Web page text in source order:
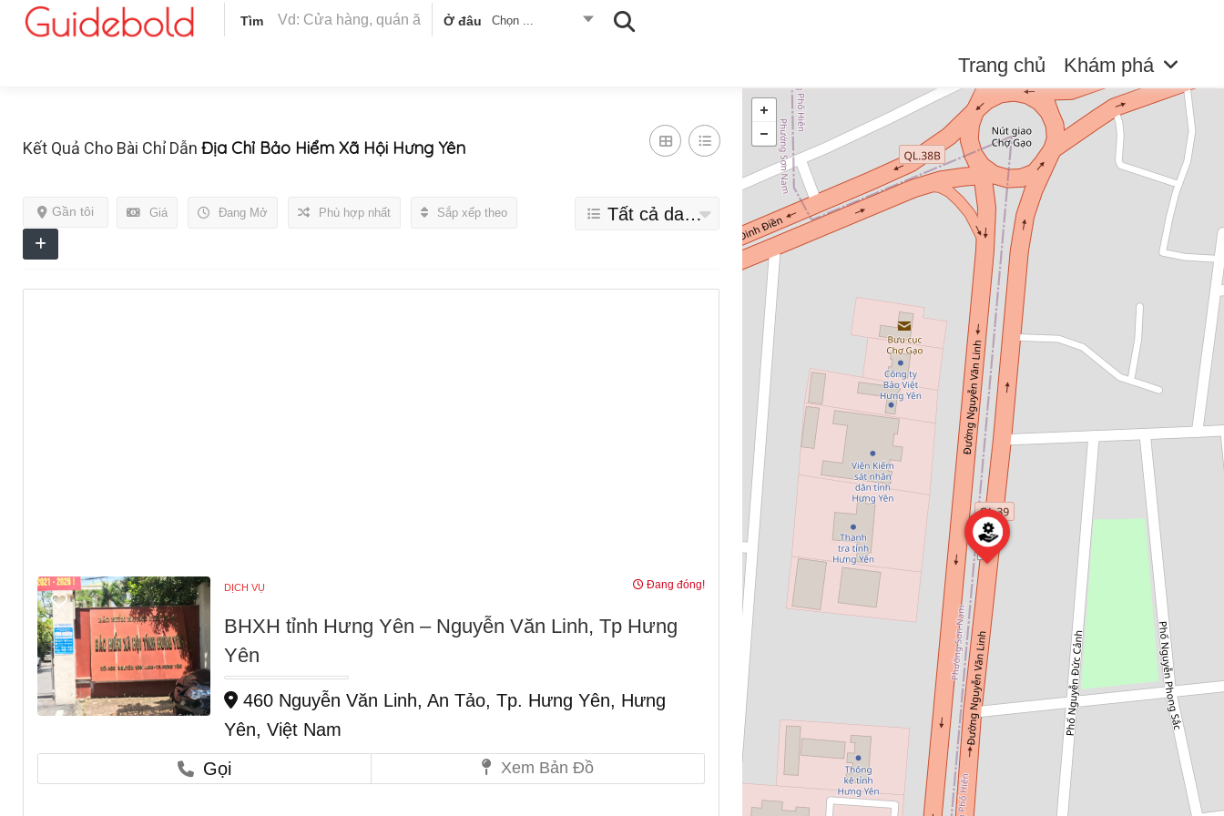
Tìm Ở đâu Chọn ...
Trang chủ Khám phá
Kết Quả Cho Bài Chỉ Dẫn Địa Chỉ Bảo Hiểm Xã Hội Hưng Yên
Giá Đang Mở
Gần tôi Phù hợp nhất Sắp xếp theo Tất cả danh mục
DỊCH VỤ Đang đóng!
BHXH tỉnh Hưng Yên – Nguyễn Văn Linh, Tp Hưng
Yên
460 Nguyễn Văn Linh, An Tảo, Tp. Hưng Yên, Hưng
Yên, Việt Nam
Gọi
Xem Bản Đồ